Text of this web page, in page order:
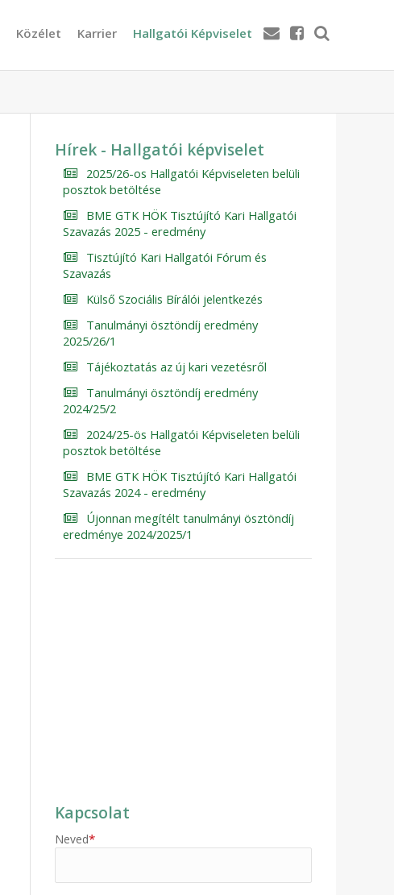
Közélet Karrier Hallgatói Képviselet
Hírek - Hallgatói képviselet
2025/26-os Hallgatói Képviseleten belüli
posztok betöltése
BME GTK HÖK Tisztújító Kari Hallgatói
Szavazás 2025 - eredmény
Tisztújító Kari Hallgatói Fórum és
Szavazás
Külső Szociális Bírálói jelentkezés
Tanulmányi ösztöndíj eredmény
2025/26/1
Tájékoztatás az új kari vezetésről
Tanulmányi ösztöndíj eredmény
2024/25/2
2024/25-ös Hallgatói Képviseleten belüli
posztok betöltése
BME GTK HÖK Tisztújító Kari Hallgatói
Szavazás 2024 - eredmény
Újonnan megítélt tanulmányi ösztöndíj
eredménye 2024/2025/1
Kapcsolat
Neved*